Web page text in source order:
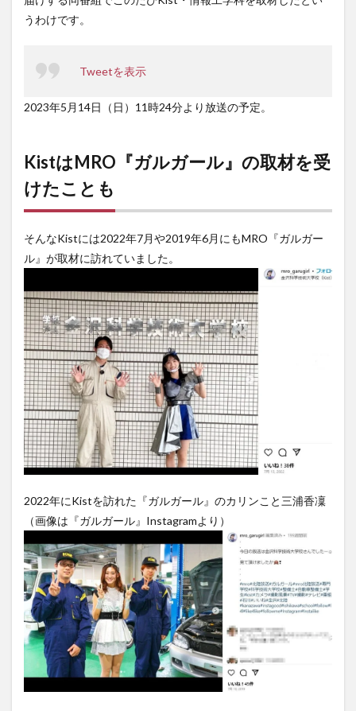
うわけです。
Tweetを表示
2023年5月14日（日）11時24分より放送の予定。
KistはMRO『ガルガール』の取材を受
けたことも
そんなKistには2022年7月や2019年6月にもMRO『ガルガー
ル』が取材に訪れていました。
2022年にKistを訪れた『ガルガール』のカリンこと三浦香凜
（画像は『ガルガール』Instagramより）